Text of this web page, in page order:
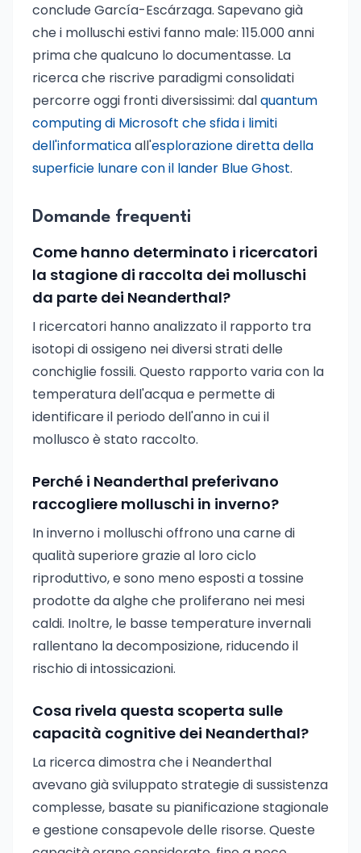
conclude García-Escárzaga. Sapevano già
che i molluschi estivi fanno male: 115.000 anni
prima che qualcuno lo documentasse. La
ricerca che riscrive paradigmi consolidati
percorre oggi fronti diversissimi: dalquantum
computing di Microsoft che sfida i limiti
dell'informaticaall'esplorazione diretta della
superficie lunare con il lander Blue Ghost.
Domande frequenti
Come hanno determinato i ricercatori
la stagione di raccolta dei molluschi
da parte dei Neanderthal?
I ricercatori hanno analizzato il rapporto tra
isotopi di ossigeno nei diversi strati delle
conchiglie fossili. Questo rapporto varia con la
temperatura dell'acqua e permette di
identificare il periodo dell'anno in cui il
mollusco è stato raccolto.
Perché i Neanderthal preferivano
raccogliere molluschi in inverno?
In inverno i molluschi offrono una carne di
qualità superiore grazie al loro ciclo
riproduttivo, e sono meno esposti a tossine
prodotte da alghe che proliferano nei mesi
caldi. Inoltre, le basse temperature invernali
rallentano la decomposizione, riducendo il
rischio di intossicazioni.
Cosa rivela questa scoperta sulle
capacità cognitive dei Neanderthal?
La ricerca dimostra che i Neanderthal
avevano già sviluppato strategie di sussistenza
complesse, basate su pianificazione stagionale
e gestione consapevole delle risorse. Queste